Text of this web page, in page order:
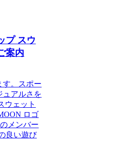
プ スウ
案内
す。スポー
ュアルさを
ウェット
ロゴ
メンバー
良い遊び